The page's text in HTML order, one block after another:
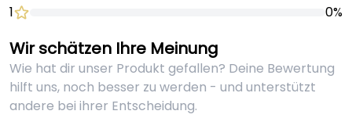
1
0%
Wir schätzen Ihre Meinung
Wie hat dir unser Produkt gefallen? Deine Bewertung
hilft uns, noch besser zu werden - und unterstützt
andere bei ihrer Entscheidung.